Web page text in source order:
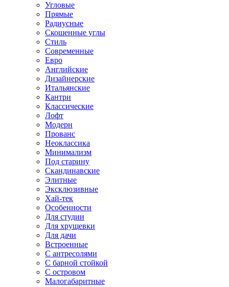
Угловые
Прямые
Радиусные
Скошенные углы
Стиль
Современные
Евро
Английские
Дизайнерские
Итальянские
Кантри
Классические
Лофт
Модерн
Прованс
Неоклассика
Минимализм
Под старину
Скандинавские
Элитные
Эксклюзивные
Хай-тек
Особенности
Для студии
Для хрущевки
Для дачи
Встроенные
С антресолями
С барной стойкой
С островом
Малогабаритные